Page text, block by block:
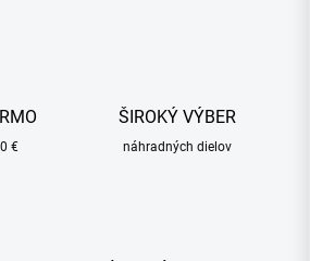
€
ŠIROKÝ VÝBER
náhradných dielov